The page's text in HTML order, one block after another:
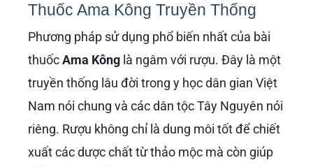
Thuốc Ama Kông Truyền Thống
Phương pháp sử dụng phổ biến nhất của bài
thuốcAma Kông là ngâm với rượu. Đây là một
truyền thống lâu đời trong y học dân gian Việt
Nam nói chung và các dân tộc Tây Nguyên nói
riêng. Rượu không chỉ là dung môi tốt để chiết
xuất các dược chất từ thảo mộc mà còn giúp